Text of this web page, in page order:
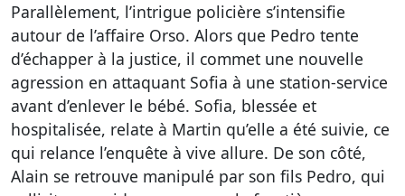
Parallèlement, l’intrigue policière s’intensifie
autour de l’affaire Orso. Alors que Pedro tente
d’échapper à la justice, il commet une nouvelle
agression en attaquant Sofia à une station-service
avant d’enlever le bébé. Sofia, blessée et
hospitalisée, relate à Martin qu’elle a été suivie, ce
qui relance l’enquête à vive allure. De son côté,
Alain se retrouve manipulé par son fils Pedro, qui